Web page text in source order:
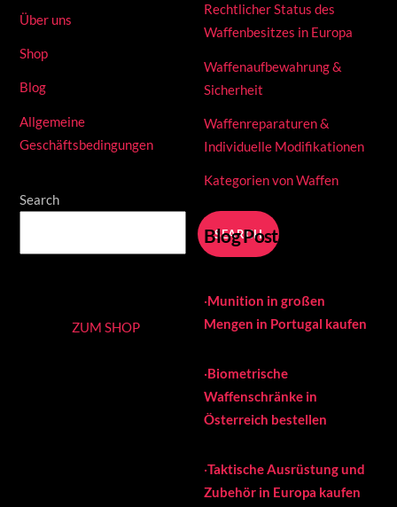
Über uns
Shop
Blog
Allgemeine
Geschäftsbedingungen
Search
SEARCH
Rechtlicher Status des
Waffenbesitzes in Europa
Waffenaufbewahrung &
Sicherheit
Waffenreparaturen &
Individuelle Modifikationen
Kategorien von Waffen
Blog Posts
ZUM SHOP
·Munition in großen
Mengen in Portugal kaufen
·Biometrische
Waffenschränke in
Österreich bestellen
·Taktische Ausrüstung und
Zubehör in Europa kaufen